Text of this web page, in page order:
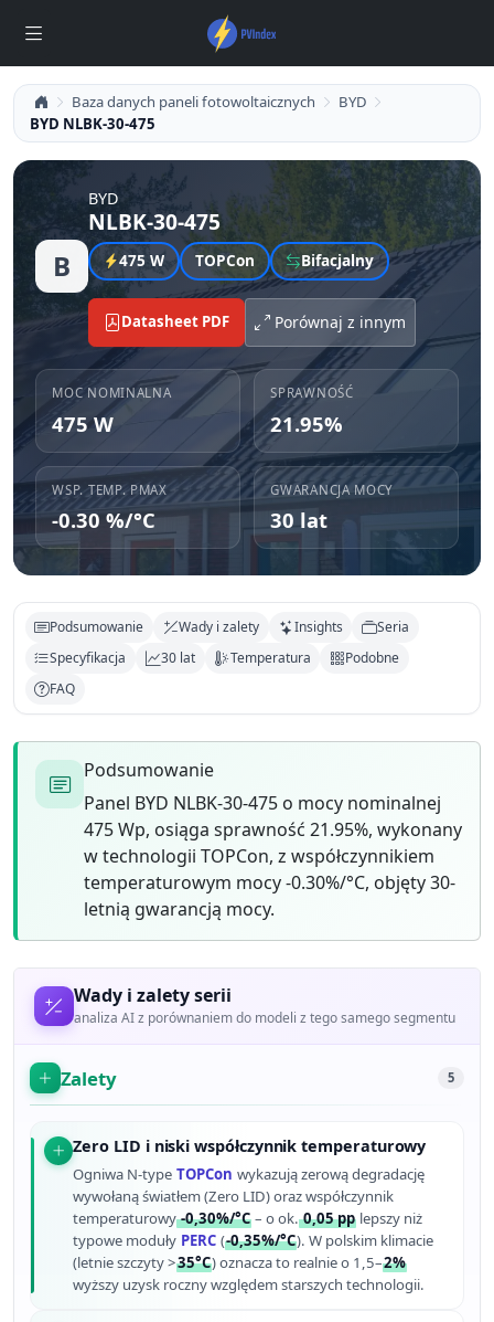
Baza danych paneli fotowoltaicznych
BYD
BYD NLBK-30-475
B
BYD
NLBK-30-475
475 W TOPCon Bifacjalny
Datasheet PDF Porównaj z innym
MOC NOMINALNA
475 W
SPRAWNOŚĆ
21.95%
WSP. TEMP. PMAX
-0.30 %/°C
GWARANCJA MOCY
30 lat
Podsumowanie Wady i zalety Insights
Seria
Specyfikacja
30 lat Temperatura
Podobne
FAQ
Podsumowanie
Panel BYD NLBK-30-475 o mocy nominalnej
475 Wp, osiąga sprawność 21.95%, wykonany
w technologii TOPCon, z współczynnikiem
temperaturowym mocy -0.30%/°C, objęty 30-
letnią gwarancją mocy.
Wady i zalety serii
analiza AI z porównaniem do modeli z tego samego segmentu
Zalety 5
Zero LID i niski współczynnik temperaturowy
Ogniwa N-type TOPCon wykazują zerową degradację
wywołaną światłem (Zero LID) oraz współczynnik
temperaturowy-0,30%/°C – o ok.0,05 pp lepszy niż
typowe moduły PERC (-0,35%/°C). W polskim klimacie
(letnie szczyty >35°C) oznacza to realnie o 1,5–2%
wyższy uzysk roczny względem starszych technologii.